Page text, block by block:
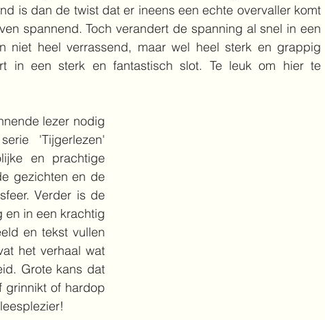
is dan de twist dat er ineens een echte overvaller komt
spannend. Toch verandert de spanning al snel in een
niet heel verrassend, maar wel heel sterk en grappig
in een sterk en fantastisch slot. Te leuk om hier te
lezer nodig
'Tijgerlezen'
en prachtige
gezichten en de
Verder is de
en in een krachtig
en tekst vullen
het verhaal wat
Grote kans dat
grinnikt of hardop